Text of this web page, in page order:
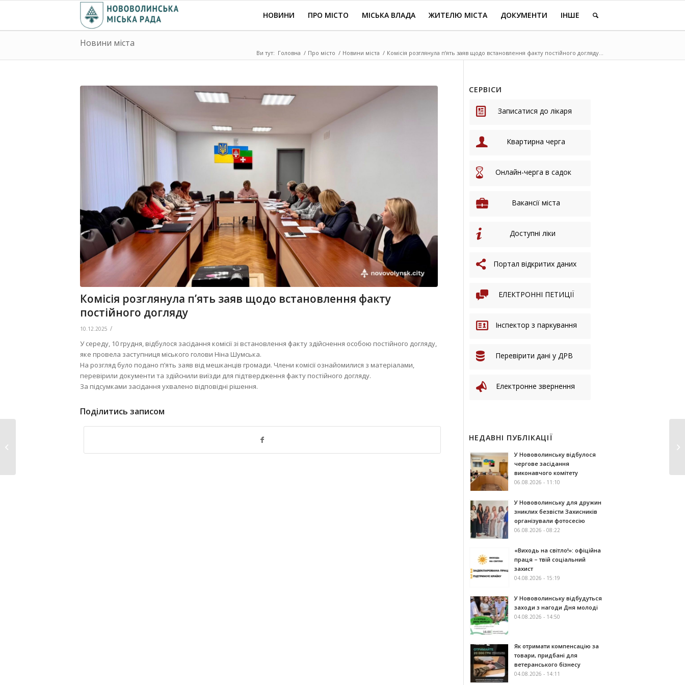
НОВИНИ ПРО МІСТО МІСЬКА ВЛАДА ЖИТЕЛЮ МІСТА ДОКУМЕНТИ ІНШЕ
Новини міста
Ви тут: Головна / Про місто / Новини міста / Комісія розглянула п’ять заяв щодо встановлення факту постійного догляду...
Комісія розглянула п’ять заяв щодо встановлення факту
постійного догляду
10.12.2025 /
У середу, 10 грудня, відбулося засідання комісії зі встановлення факту здійснення особою постійного догляду,
яке провела заступниця міського голови Ніна Шумська.
На розгляд було подано п’ять заяв від мешканців громади. Члени комісії ознайомилися з матеріалами,
перевірили документи та здійснили виїзди для підтвердження факту постійного догляду.
За підсумками засідання ухвалено відповідні рішення.
Поділитись записом
СЕРВІСИ
Записатися до лікаря
Квартирна черга
Онлайн-черга в садок
Вакансії міста
Доступні ліки
Портал відкритих даних
ЕЛЕКТРОННІ ПЕТИЦІЇ
Інспектор з паркування
Перевірити дані у ДРВ
Електронне звернення
НЕДАВНІ ПУБЛІКАЦІЇ
У Нововолинську відбулося
чергове засідання
виконавчого комітету
06.08.2026 - 11:10
У Нововолинську для дружин
зниклих безвісти Захисників
організували фотосесію
06.08.2026 - 08:22
«Виходь на світло!»: офіційна
праця – твій соціальний
захист
04.08.2026 - 15:19
У Нововолинську відбудуться
заходи з нагоди Дня молоді
04.08.2026 - 14:50
Як отримати компенсацію за
товари, придбані для
ветеранського бізнесу
04.08.2026 - 14:11